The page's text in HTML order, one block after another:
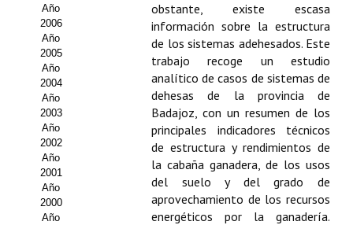
Comunicaciones
Jornadas PAM 2026
Premio Jóvenes Investigadores
Buscador de Comunicaciones
Buscador de Comunicaciones
CONTACTO
BUSCADOR
Año
2006
Año
2005
Año
2004
Año
2003
Año
2002
Año
2001
Año
2000
Año
obstante, existe escasa
información sobre la estructura
de los sistemas adehesados. Este
trabajo recoge un estudio
analítico de casos de sistemas de
dehesas de la provincia de
Badajoz, con un resumen de los
principales indicadores técnicos
de estructura y rendimientos de
la cabaña ganadera, de los usos
del suelo y del grado de
aprovechamiento de los recursos
energéticos por la ganadería.